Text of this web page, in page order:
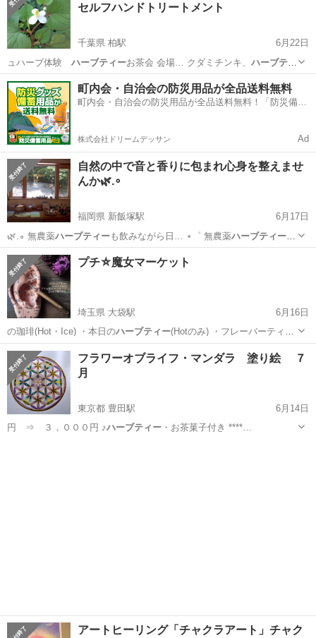
セルフハンドトリートメント
千葉県 柏駅
6月22日
ュハーブ体験 ハーブティーお茶会 会場… クダミチンキ、 ハーブティ
ーの材料費込） …
千葉 柏市 柏駅 ワークショップ チンキ
町内会・自治会の防災用品が全品送料無料
町内会・自治会の防災用品が全品送料無料！「防災備蓄
株式会社ドリームデッサン Ad
自然の中で音と香りに包まれ心身を整えませ
んか🌿.∘
福岡県 新飯塚駅
6月17日
🌿.∘ 無農薬ハーブティー も飲みながら日… ⋆゜ 無農薬ハーブティー、
場所代、消費…
福岡 飯塚市 新飯塚駅 ワークショップ
プチ⛦魔女マーケット
埼玉県 大袋駅
6月16日
の珈琲(Hot・Ice) ・本日のハーブティー(Hotのみ) ・フレーバーティ
ー…
埼玉 越谷市 ワークショップ 珈琲
フラワーオブライフ・マンダラ 塗り絵 ７
月
東京都 豊田駅
6月14日
円 ⇒ ３，０００円 ♪ハーブティー ・お茶菓子付き ****…
アートヒーリング「チャクラアート」チャク